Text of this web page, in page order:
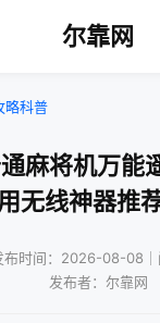
尔靠网
略科普
麻将机万能
无线神器推
布时间：2026-08-08｜
发布者：尔靠网